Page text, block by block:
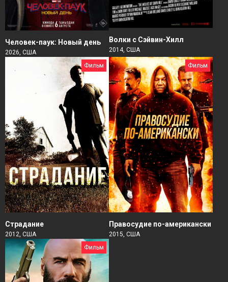
Человек-паук: Новый день
2026, США
Волки с Сэйвин-Хилл
2014, США
Фильм
Страдание
2012, США
Фильм
Правосудие по-американски
2015, США
Фильм